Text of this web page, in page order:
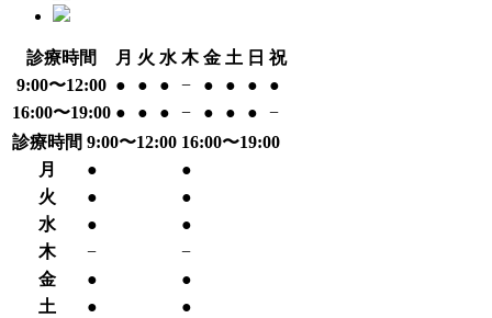
診療時間 月 火 水 木 金 土 日 祝
9:00〜12:00 ● ● ● − ● ● ●
●
16:00〜19:00 ● ● ● − ● ● ●
−
診療時間 9:00〜12:00 16:00〜19:00
月
●
●
火
●
●
水
●
●
木
−
−
金
●
●
土
●
●